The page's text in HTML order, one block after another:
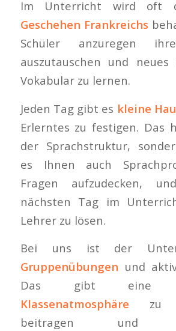
Im Unterricht wird oft
Geschehen Frankreichs
Schüler anzuregen
auszutauschen und neues
Vokabular zu lernen.
Jeden Tag gibt es kleine
Erlerntes zu festigen. Das
der Sprachstruktur,
es Ihnen auch
Fragen aufzudecken,
nächsten Tag im
Lehrer zu lösen.
Bei uns ist der
Gruppenübungen und
Das gibt
Klassenatmosphäre zu
beitragen und